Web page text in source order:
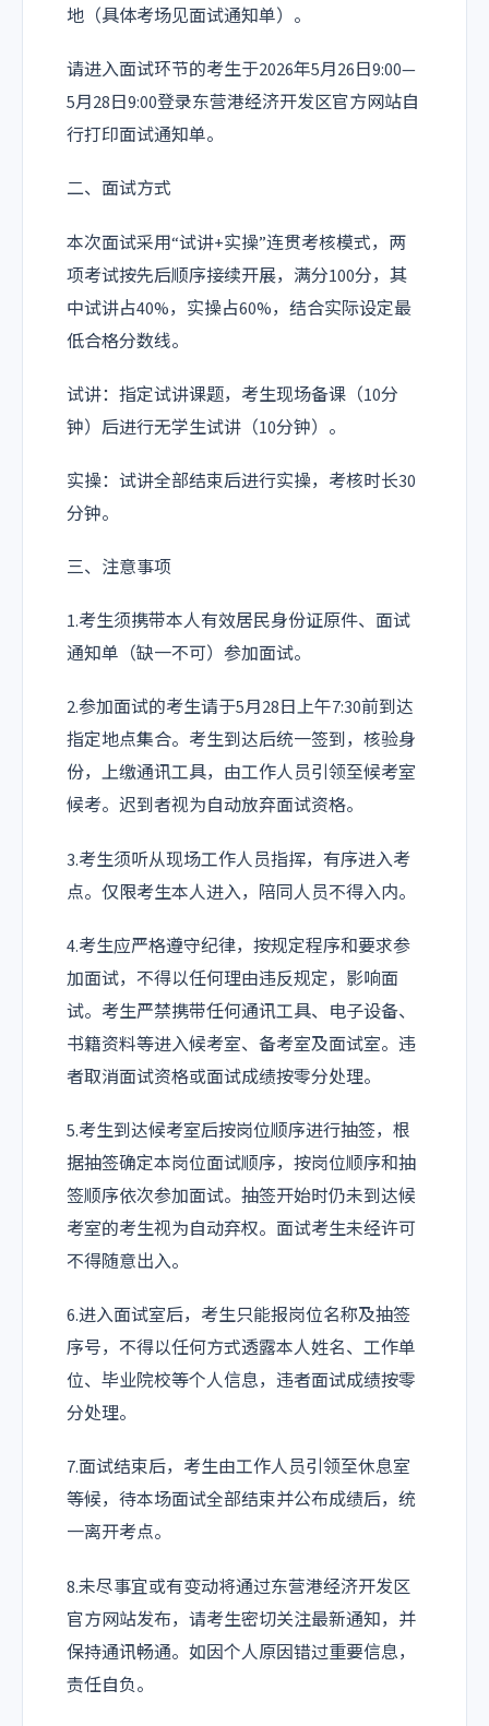
地（具体考场见面试通知单）。
请进入面试环节的考生于2026年5月26日9:00—
5月28日9:00登录东营港经济开发区官方网站自
行打印面试通知单。
二、面试方式
本次面试采用“试讲+实操”连贯考核模式，两
项考试按先后顺序接续开展，满分100分，其
中试讲占40%，实操占60%，结合实际设定最
低合格分数线。
试讲：指定试讲课题，考生现场备课（10分
钟）后进行无学生试讲（10分钟）。
实操：试讲全部结束后进行实操，考核时长30
分钟。
三、注意事项
1.考生须携带本人有效居民身份证原件、面试
通知单（缺一不可）参加面试。
2.参加面试的考生请于5月28日上午7:30前到达
指定地点集合。考生到达后统一签到，核验身
份，上缴通讯工具，由工作人员引领至候考室
候考。迟到者视为自动放弃面试资格。
3.考生须听从现场工作人员指挥，有序进入考
点。仅限考生本人进入，陪同人员不得入内。
4.考生应严格遵守纪律，按规定程序和要求参
加面试，不得以任何理由违反规定，影响面
试。考生严禁携带任何通讯工具、电子设备、
书籍资料等进入候考室、备考室及面试室。违
者取消面试资格或面试成绩按零分处理。
5.考生到达候考室后按岗位顺序进行抽签，根
据抽签确定本岗位面试顺序，按岗位顺序和抽
签顺序依次参加面试。抽签开始时仍未到达候
考室的考生视为自动弃权。面试考生未经许可
不得随意出入。
6.进入面试室后，考生只能报岗位名称及抽签
序号，不得以任何方式透露本人姓名、工作单
位、毕业院校等个人信息，违者面试成绩按零
分处理。
7.面试结束后，考生由工作人员引领至休息室
等候，待本场面试全部结束并公布成绩后，统
一离开考点。
8.未尽事宜或有变动将通过东营港经济开发区
官方网站发布，请考生密切关注最新通知，并
保持通讯畅通。如因个人原因错过重要信息，
责任自负。